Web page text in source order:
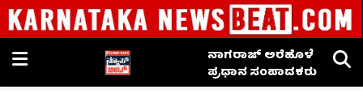
ನಾಗರಾಜ್ ಅರೆಹೊಳೆ
ಪ್ರಧಾನ ಸಂಪಾದಕರು